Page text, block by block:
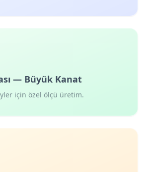
— Büyük Kanat
için özel ölçü üretim.